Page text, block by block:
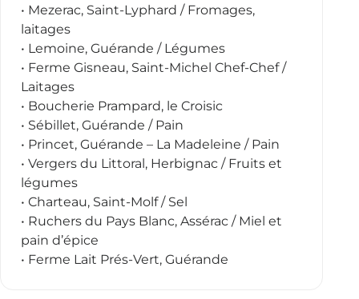
• Mezerac, Saint-Lyphard / Fromages,
laitages
• Lemoine, Guérande / Légumes
• Ferme Gisneau, Saint-Michel Chef-Chef /
Laitages
• Boucherie Prampard, le Croisic
• Sébillet, Guérande / Pain
• Princet, Guérande – La Madeleine / Pain
• Vergers du Littoral, Herbignac / Fruits et
légumes
• Charteau, Saint-Molf / Sel
• Ruchers du Pays Blanc, Assérac / Miel et
pain d’épice
• Ferme Lait Prés-Vert, Guérande